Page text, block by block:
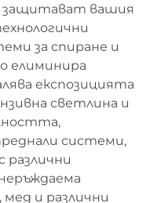
защитават вашия
за спиране и
елиминира
експозицията
светлина и
системи,
различни
и различни